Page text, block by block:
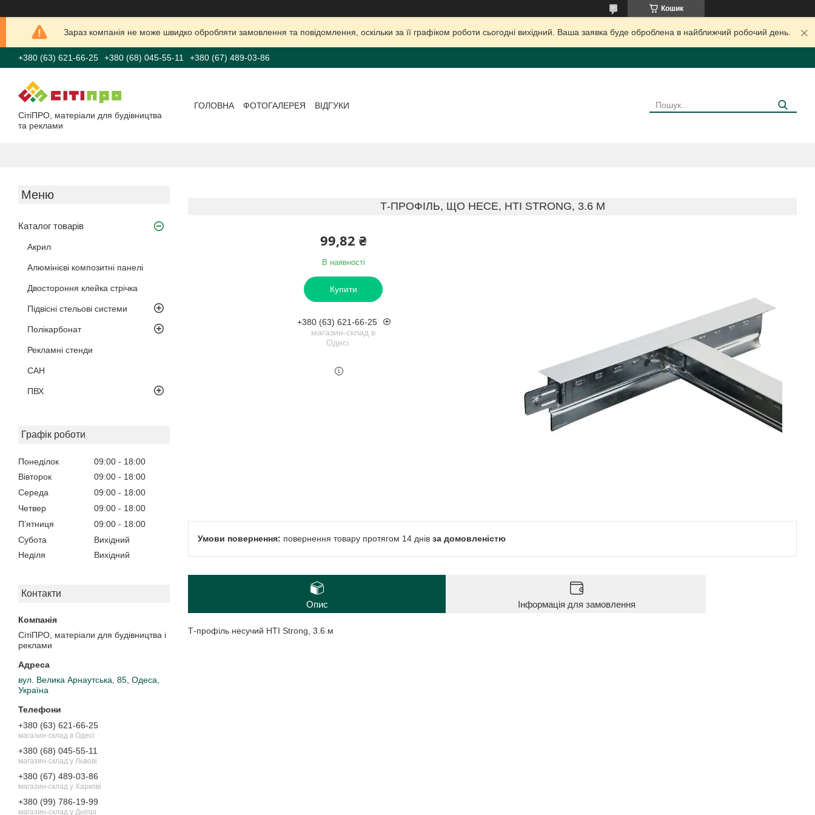
Кошик
Зараз компанія не може швидко обробляти замовлення та повідомлення, оскільки за її графіком роботи сьогодні вихідний. Ваша заявка буде оброблена в найближчий робочий день.
+380 (63) 621-66-25 +380 (68) 045-55-11 +380 (67) 489-03-86
СітіПРО, матеріали для будівництва
та реклами
ГОЛОВНА ФОТОГАЛЕРЕЯ ВІДГУКИ
Каталог товарів
Акрил
Алюмінієві композитні панелі
Двостороння клейка стрічка
Підвісні стельові системи
Полікарбонат
Рекламні стенди
САН
ПВХ
Графік роботи
Понеділок 09:00
18:00
Вівторок
09:00
18:00
Середа
09:00
18:00
Четвер
09:00
18:00
Пʼятниця
09:00
18:00
Субота
Вихідний
Неділя
Вихідний
Контакти
СітіПРО, матеріали для будівництва і
реклами
вул. Велика Арнаутська, 85, Одеса,
Україна
+380 (63) 621-66-25
магазин-склад в Одесі
+380 (68) 045-55-11
магазин-склад у Львові
+380 (67) 489-03-86
магазин-склад у Харкові
+380 (99) 786-19-99
магазин-склад у Дніпрі
Т-ПРОФІЛЬ, ЩО НЕСЕ, HTI STRONG, 3.6 М
99,82 ₴
В наявності
Купити
+380 (63) 621-66-25
магазин-склад в
Одесі
повернення товару протягом 14 днів за домовленістю
Опис Інформація для замовлення
Т-профіль несучий HTI Strong, 3.6 м